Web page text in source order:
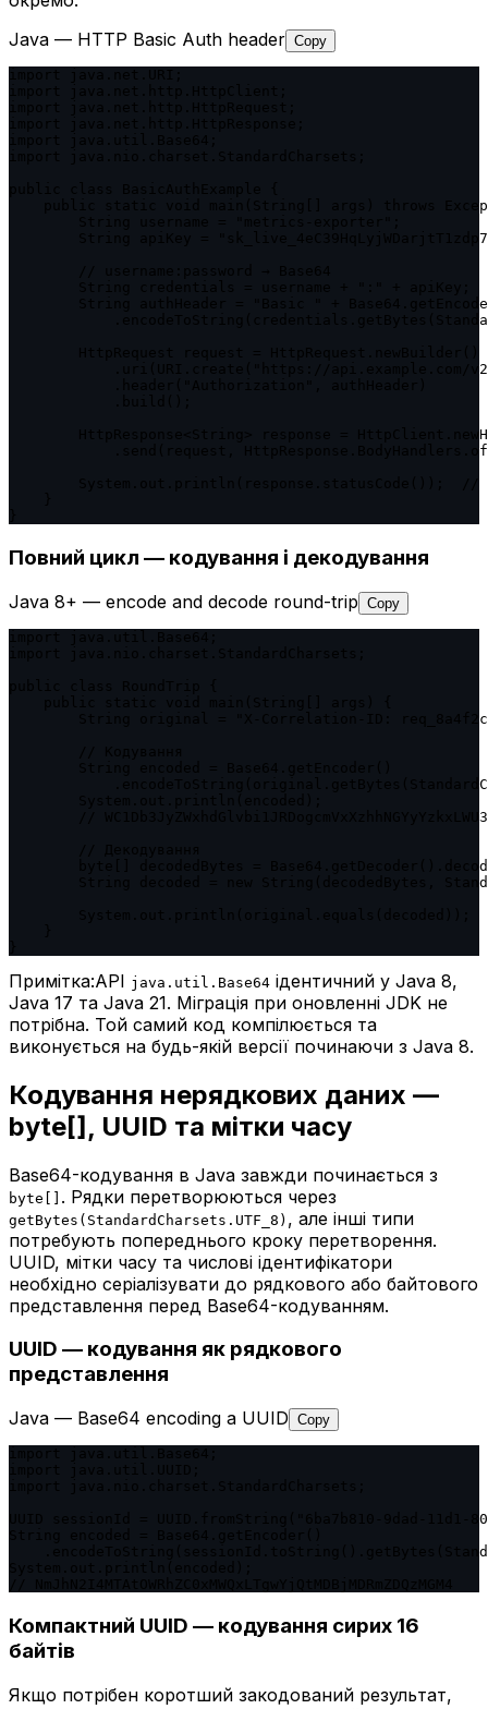
Java — HTTP Basic Auth header Copy
public static void main(String[] args) throws
String apiKey =
String authHeader = "Basic " +
.uri(URI.create("https://api.example.com/
HttpResponse<String> response =
.send(request,
Повний цикл — кодування і декодування
Java 8+ — encode and decode round-trip Copy
String original = "X-Correlation-ID:
//
byte[] decodedBytes =
String decoded = new String(decodedBytes,
Примітка:API java.util.Base64 ідентичний у Java 8,
Java 17 та Java 21. Міграція при оновленні JDK не
потрібна. Той самий код компілюється та
виконується на будь-якій версії починаючи з Java 8.
Кодування нерядкових даних —
byte[], UUID та мітки часу
Base64-кодування в Java завжди починається з
byte[] . Рядки перетворюються через
getBytes(StandardCharsets.UTF_8) , але інші типи
потребують попереднього кроку перетворення.
UUID, мітки часу та числові ідентифікатори
необхідно серіалізувати до рядкового або байтового
представлення перед Base64-кодуванням.
UUID — кодування як рядкового
представлення
Java — Base64 encoding a UUID Copy
UUID sessionId = UUID.fromString("6ba7b810-9dad-11d1-
Компактний UUID — кодування сирих 16
байтів
Якщо потрібен коротший закодований результат,